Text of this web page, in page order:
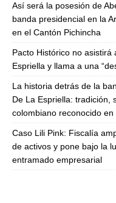
Así será la posesión de
banda presidencial en la
en el Cantón Pichincha
Pacto Histórico no asistirá
Espriella y llama a una
La historia detrás de la
De La Espriella: tradición,
colombiano reconocido en
Caso Lili Pink: Fiscalía
de activos y pone bajo la
entramado empresarial